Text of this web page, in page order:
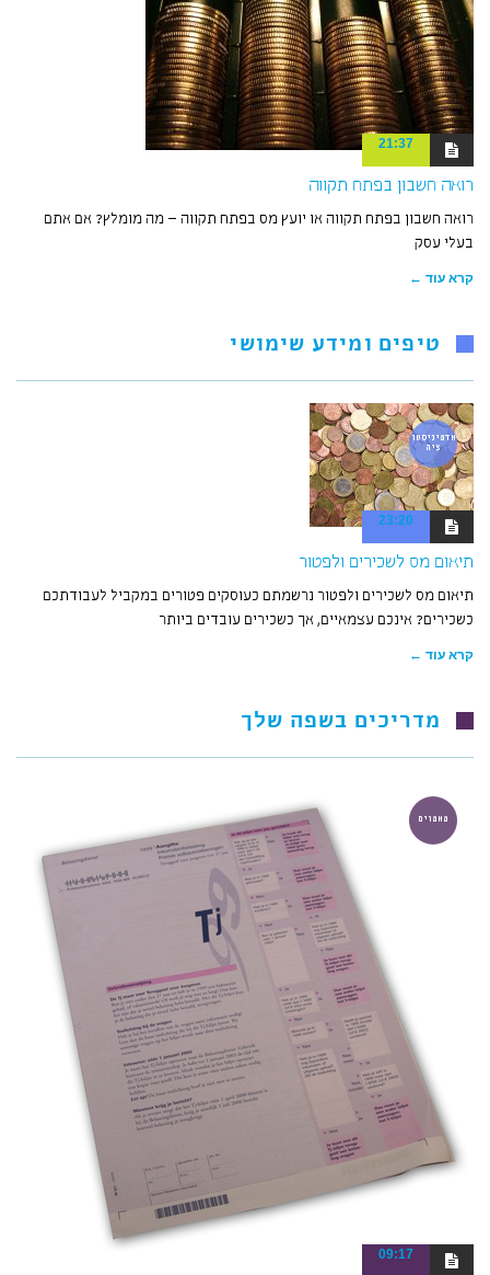
21:37
רואה חשבון בפתח תקווה
רואה חשבון בפתח תקווה או יועץ מס בפתח תקווה – מה מומלץ? אם אתם
בעלי עסק
קרא עוד ←
טיפים ומידע שימושי
אדמיניסטר
ציה
23:20
תיאום מס לשכירים ולפטור
תיאום מס לשכירים ולפטור נרשמתם כעוסקים פטורים במקביל לעבודתכם
כשכירים? אינכם עצמאיים, אך כשכירים עובדים ביותר
קרא עוד ←
מדריכים בשפה שלך
מאמרים
09:17